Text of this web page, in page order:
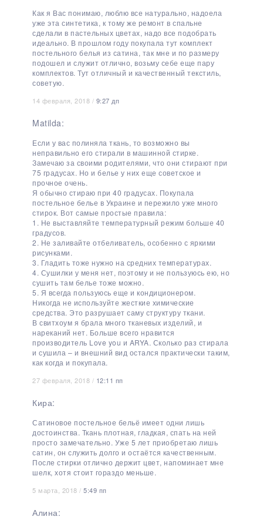
Как я Вас понимаю, люблю все натурально, надоела
уже эта синтетика, к тому же ремонт в спальне
сделали в пастельных цветах, надо все подобрать
идеально. В прошлом году покупала тут комплект
постельного белья из сатина, так мне и по размеру
подошел и служит отлично, возьму себе еще пару
комплектов. Тут отличный и качественный текстиль,
советую.
14 февраля, 2018 / 9:27 дп
Matilda:
Если у вас полиняла ткань, то возможно вы
неправильно его стирали в машинной стирке.
Замечаю за своими родителями, что они стирают при
75 градусах. Но и белье у них еще советское и
прочное очень.
Я обычно стираю при 40 градусах. Покупала
постельное белье в Украине и пережило уже много
стирок. Вот самые простые правила:
1. Не выставляйте температурный режим больше 40
градусов.
2. Не заливайте отбеливатель, особенно с яркими
рисунками.
3. Гладить тоже нужно на средних температурах.
4. Сушилки у меня нет, поэтому и не пользуюсь ею, но
сушить там белье тоже можно.
5. Я всегда пользуюсь еще и кондиционером.
Никогда не используйте жесткие химические
средства. Это разрушает саму структуру ткани.
В свитхоум я брала много тканевых изделий, и
нареканий нет. Больше всего нравится
производитель Love you и ARYA. Сколько раз стирала
и сушила – и внешний вид остался практически таким,
как когда и покупала.
27 февраля, 2018 / 12:11 пп
Кира:
Сатиновое постельное бельё имеет одни лишь
достоинства. Ткань плотная, гладкая, спать на ней
просто замечательно. Уже 5 лет приобретаю лишь
сатин, он служить долго и остаётся качественным.
После стирки отлично держит цвет, напоминает мне
шелк, хотя стоит гораздо меньше.
5 марта, 2018 / 5:49 пп
Алина: